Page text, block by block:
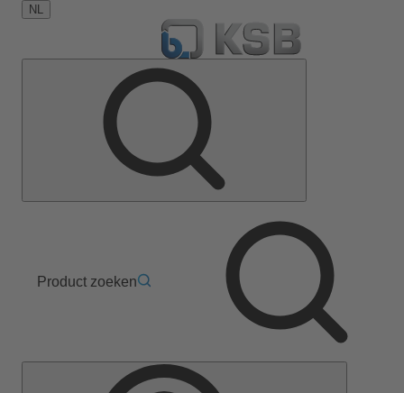
NL
Product zoeken